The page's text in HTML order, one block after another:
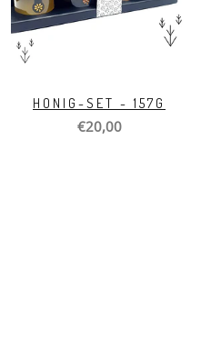
HONIG-SET - 157G
€20,00